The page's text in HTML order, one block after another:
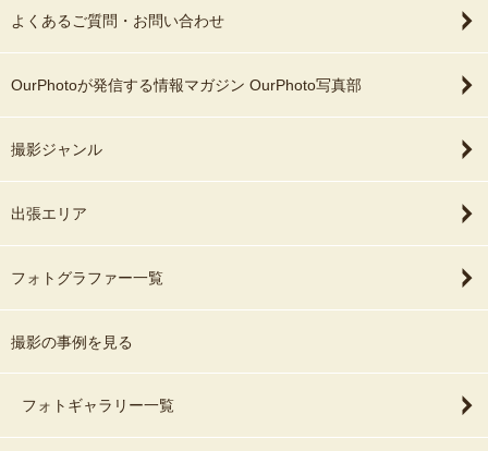
よくあるご質問・お問い合わせ
OurPhotoが発信する情報マガジン OurPhoto写真部
撮影ジャンル
出張エリア
フォトグラファー一覧
撮影の事例を見る
フォトギャラリー一覧